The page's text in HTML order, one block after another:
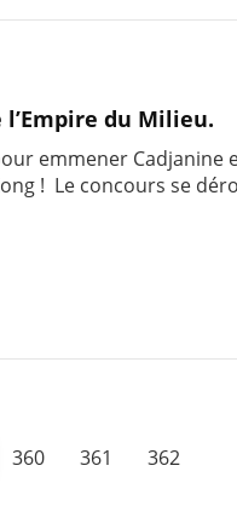
du Milieu.
emmener Cadjanine
! Le concours se
360 361
362